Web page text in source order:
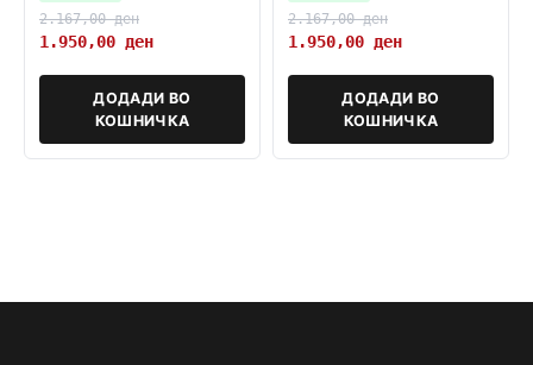
2.167,00ден
1.950,00 ден
ДОДАДИ ВО
КОШНИЧКА
2.167,00ден
1.950,00 ден
ДОДАДИ ВО
КОШНИЧКА